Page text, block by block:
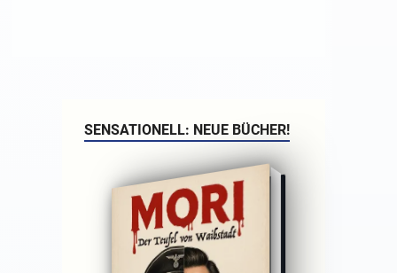
SENSATIONELL: NEUE BÜCHER!